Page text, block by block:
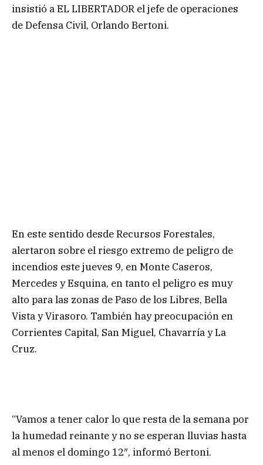
insistió a EL LIBERTADOR el jefe de operaciones
de Defensa Civil, Orlando Bertoni.
En este sentido desde Recursos Forestales,
alertaron sobre el riesgo extremo de peligro de
incendios este jueves 9, en Monte Caseros,
Mercedes y Esquina, en tanto el peligro es muy
alto para las zonas de Paso de los Libres, Bella
Vista y Virasoro. También hay preocupación en
Corrientes Capital, San Miguel, Chavarría y La
Cruz.
“Vamos a tener calor lo que resta de la semana por
la humedad reinante y no se esperan lluvias hasta
al menos el domingo 12″, informó Bertoni.